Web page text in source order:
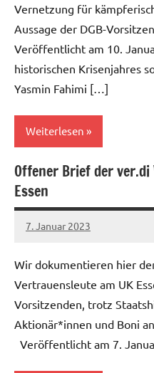
Vernetzung für
Aussage der DGB-
Veröffentlicht am 10.
historischen Krisenjahres
Yasmin Fahimi […]
Weiterlesen
Allgemein
Offener Brief der
Essen
7. Januar 2023
alexander
Wir dokumentieren hier
Vertrauensleute am UK
Vorsitzenden, trotz
Aktionär*innen und Boni
Veröffentlicht am 7.